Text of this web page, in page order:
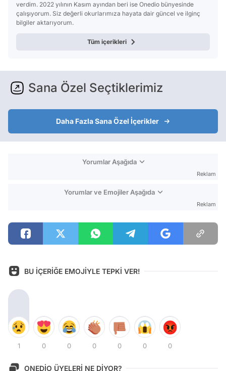
verdim. 2022 yılının Kasım ayından beri ise Onedio bünyesinde
çalışıyorum. Siz değerli okurlarımıza hayata dair güncel ve ilginç
bilgiler aktarıyorum.
Tüm içerikleri
Sana Özel Seçtiklerimiz
Daha Fazla Sana Özel İçerikler
Yorumlar Aşağıda
Reklam
Yorumlar ve Emojiler Aşağıda
Reklam
BU İÇERİĞE EMOJİYLE TEPKİ VER!
1 0 0 0 0 0 0
ONEDİO ÜYELERİ NE DİYOR?